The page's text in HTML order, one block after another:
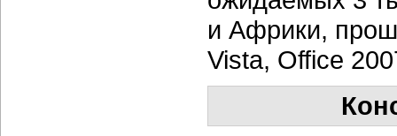
и Африки,
Vista, Office